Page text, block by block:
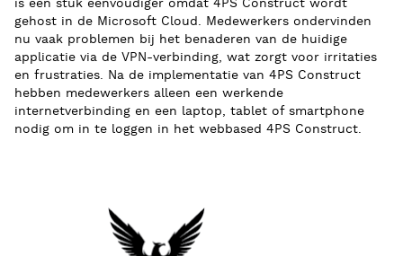
is een stuk eenvoudiger omdat 4PS Construct wordt
gehost in de Microsoft Cloud. Medewerkers ondervinden
nu vaak problemen bij het benaderen van de huidige
applicatie via de VPN-verbinding, wat zorgt voor irritaties
en frustraties. Na de implementatie van 4PS Construct
hebben medewerkers alleen een werkende
internetverbinding en een laptop, tablet of smartphone
nodig om in te loggen in het webbased 4PS Construct.